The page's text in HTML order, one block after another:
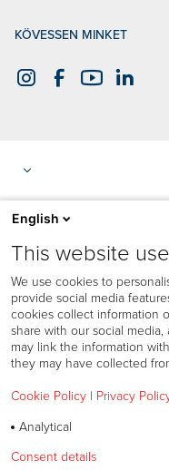
KÖVESSEN MINKET
English
This website
We use cookies to
provide social media
cookies collect information
share with our social
may link the information
they may have collected
Cookie Policy | Privacy
Analytical
Consent details